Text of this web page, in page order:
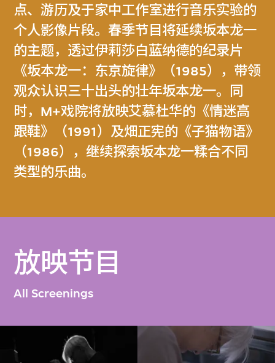
点、游历及于家中工作室进行音乐实验的
个人影像片段。春季节目将延续坂本龙一
的主题，透过伊莉莎白蓝纳德的纪录片
《坂本龙一：东京旋律》（1985），带领
观众认识三十出头的壮年坂本龙一。同
时，M+戏院将放映艾慕杜华的《情迷高
跟鞋》（1991）及畑正宪的《子猫物语》
（1986），继续探索坂本龙一糅合不同
类型的乐曲。
放映节目
All Screenings